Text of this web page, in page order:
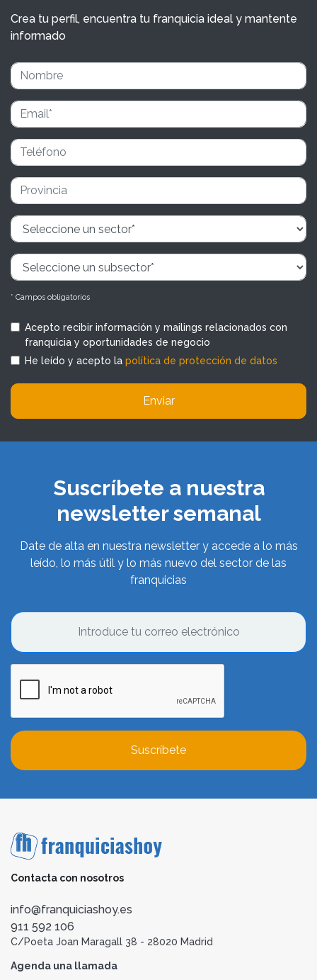
Crea tu perfil, encuentra tu franquicia ideal y mantente
informado
* Campos obligatorios
Acepto recibir información y mailings relacionados con
franquicia y oportunidades de negocio
He leído y acepto la política de protección de datos
Enviar
Suscríbete a nuestra
newsletter semanal
Date de alta en nuestra newsletter y accede a lo más
leído, lo más útil y lo más nuevo del sector de las
franquicias
Suscríbete
Contacta con nosotros
info@franquiciashoy.es
911 592 106
C/Poeta Joan Maragall 38 - 28020 Madrid
Agenda una llamada